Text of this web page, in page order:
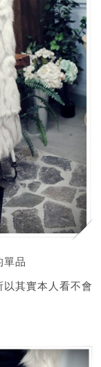
單品
其實本人看不會